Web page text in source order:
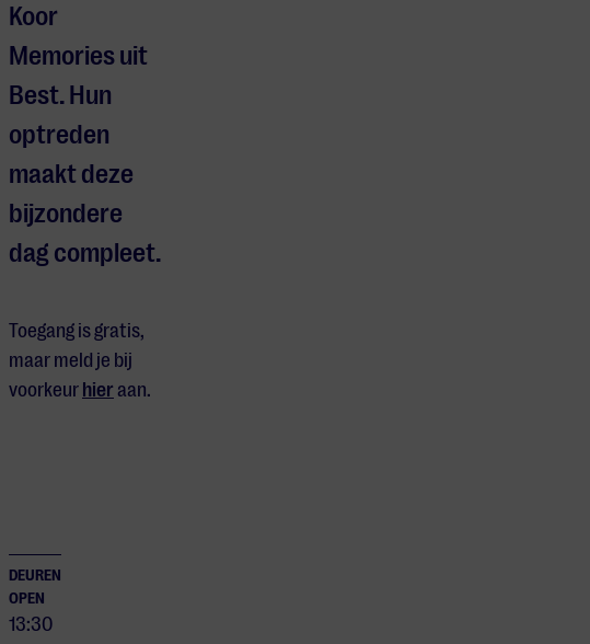
Koor
Memories uit
Best. Hun
optreden
maakt deze
bijzondere
dag compleet.
Toegang is gratis,
maar meld je bij
voorkeur hier aan.
DEUREN
OPEN
13:30